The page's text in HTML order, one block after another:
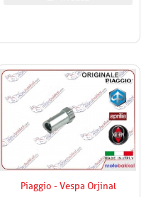
Piaggio - Vespa Orjinal